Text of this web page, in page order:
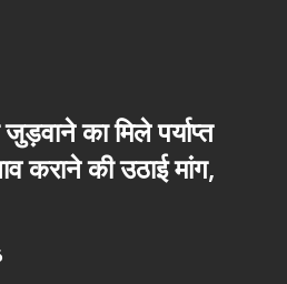
का मिले पर्याप्त
कराने की उठाई मांग,